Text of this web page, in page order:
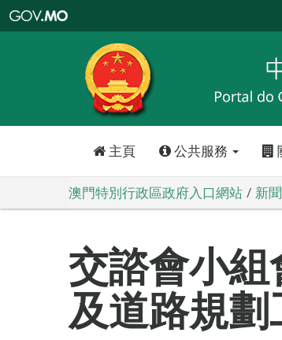
特
政
區
政
口
主頁 公共服務
澳門特別行政區政府入口網站 新聞
交諮會小
及道路規劃